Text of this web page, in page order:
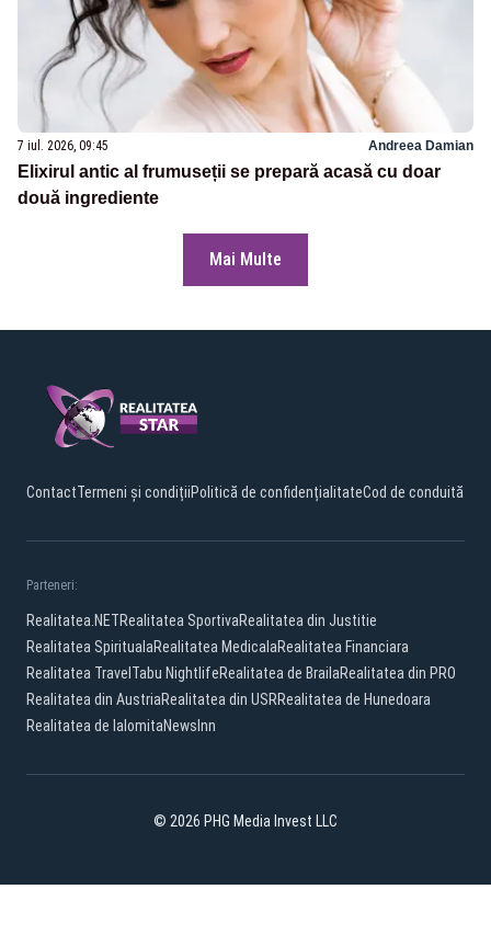
7 iul. 2026, 09:45 Andreea Damian
Elixirul antic al frumuseții se prepară acasă cu doar
două ingrediente
Mai Multe
ContactTermeni și condițiiPolitică de confidențialitateCod de conduită
Parteneri:
Realitatea.NETRealitatea SportivaRealitatea din Justitie
Realitatea SpiritualaRealitatea MedicalaRealitatea Financiara
Realitatea Travel Tabu NightlifeRealitatea de BrailaRealitatea din PRO
Realitatea din AustriaRealitatea din USRRealitatea de Hunedoara
Realitatea de IalomitaNewsInn
© 2026 PHG Media Invest LLC